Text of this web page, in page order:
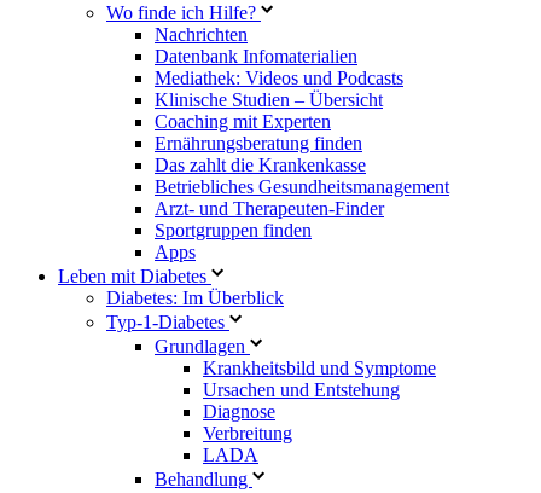
Wo finde ich Hilfe?
Nachrichten
Datenbank Infomaterialien
Mediathek: Videos und Podcasts
Klinische Studien – Übersicht
Coaching mit Experten
Ernährungsberatung finden
Das zahlt die Krankenkasse
Betriebliches Gesundheitsmanagement
Arzt- und Therapeuten-Finder
Sportgruppen finden
Apps
Leben mit Diabetes
Diabetes: Im Überblick
Typ-1-Diabetes
Grundlagen
Krankheitsbild und Symptome
Ursachen und Entstehung
Diagnose
Verbreitung
LADA
Behandlung